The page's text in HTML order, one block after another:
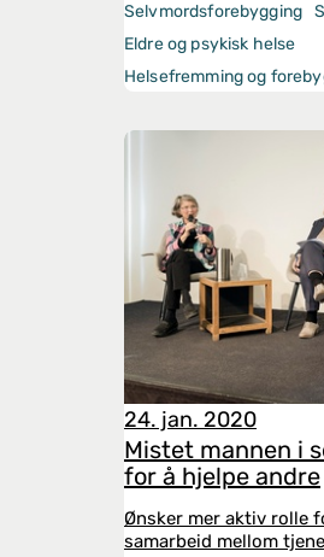
Selvmordsforebygging
Eldre og psykisk helse
Helsefremming og
24. jan. 2020
Mistet mannen i
for å hjelpe andre
Ønsker mer aktiv rolle
samarbeid mellom